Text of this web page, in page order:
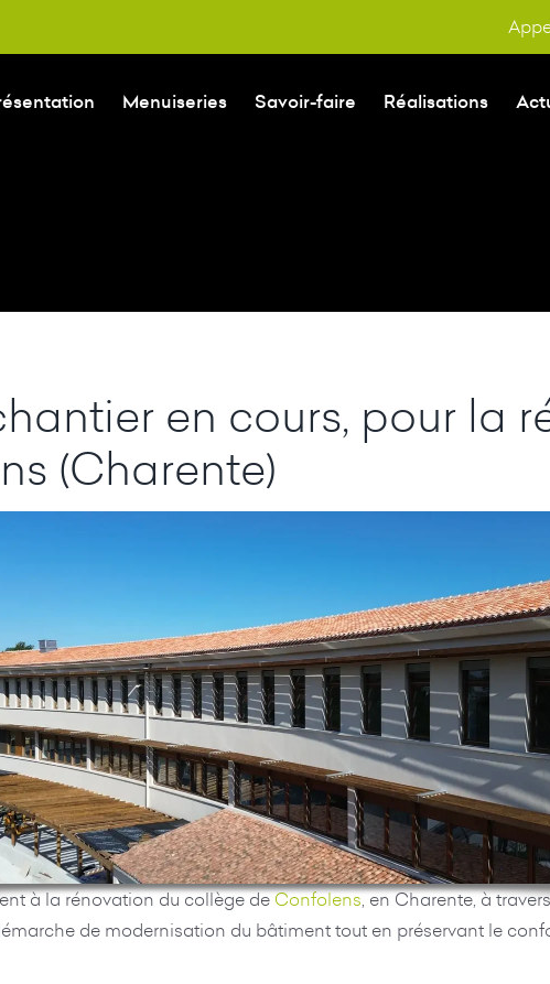
Menuiseries Savoir-faire Réalisations
en cours, pour la
(Charente)
à la rénovation du collège deConfolens, en Charente, à
de modernisation du bâtiment tout en préservant le